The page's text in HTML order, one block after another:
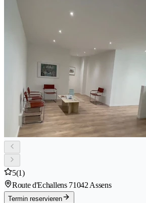
5(1)
Route d'Echallens 71042 Assens
Termin reservieren